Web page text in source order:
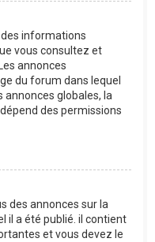
informations
vous consultez et
annonces
du forum dans lequel
annonces globales, la
des permissions
des annonces sur la
il a été publié. il contient
et vous devez le